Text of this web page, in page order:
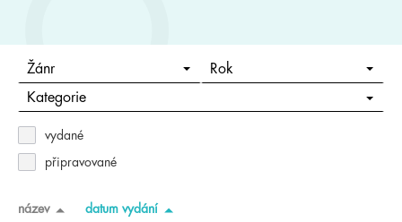
Žánr Rok
Kategorie
vydané
připravované
název datum vydání